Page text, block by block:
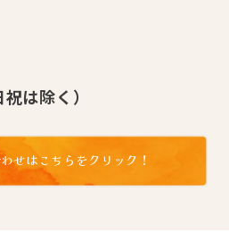
は除く）
せはこちらをクリック！